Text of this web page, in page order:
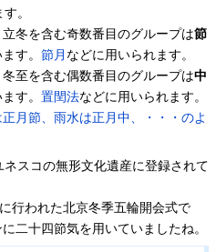
。
冬を含む奇数番目のグループは節
す。 節月 などに用いられます。
至を含む偶数番目のグループは中
す。 置閏法などに用いられます。
正月節、雨水は正月中、・・・のよ
ネスコの無形文化遺産に登録されて
行われた北京冬季五輪開会式で
二十四節気を用いていましたね。